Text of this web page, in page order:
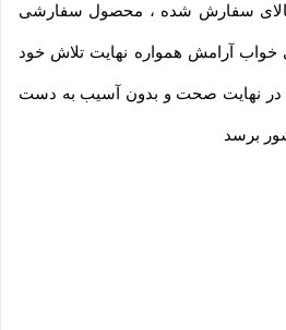
سفارش شده ، محصول سفارشی
خواب آرامش همواره نهایت تلاش خود
در نهایت صحت و بدون آسیب به دست
برسد